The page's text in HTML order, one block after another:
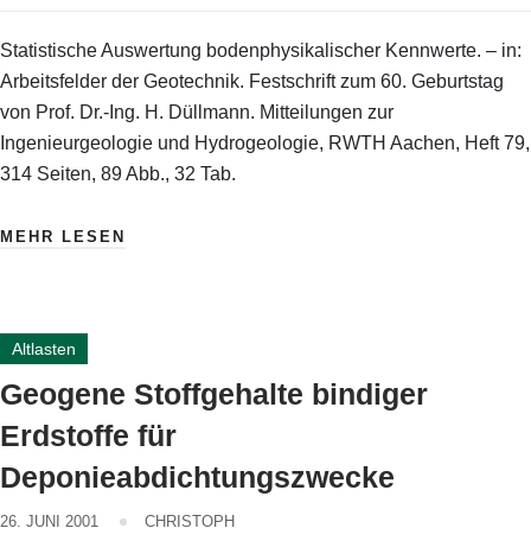
Statistische Auswertung bodenphysikalischer Kennwerte. – in:
Arbeitsfelder der Geotechnik. Festschrift zum 60. Geburtstag
von Prof. Dr.-Ing. H. Düllmann. Mitteilungen zur
Ingenieurgeologie und Hydrogeologie, RWTH Aachen, Heft 79,
314 Seiten, 89 Abb., 32 Tab.
MEHR LESEN
Altlasten
Geogene Stoffgehalte bindiger
Erdstoffe für
Deponieabdichtungszwecke
26. JUNI 2001 CHRISTOPH